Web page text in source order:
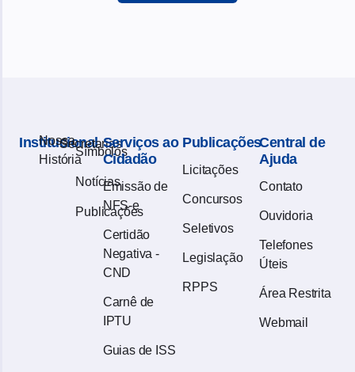
Institucional
Nossa
História
Secretarias
Símbolos
Notícias
Publicações
Serviços ao
Cidadão
Emissão de
NFS-e
Certidão
Negativa -
CND
Carnê de
IPTU
Guias de ISS
Publicações
Licitações
Concursos
Seletivos
Legislação
RPPS
Central de
Ajuda
Contato
Ouvidoria
Telefones
Úteis
Área Restrita
Webmail